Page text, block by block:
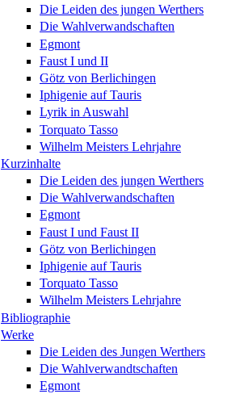
Die Leiden des jungen Werthers
Die Wahlverwandschaften
Egmont
Faust I und II
Götz von Berlichingen
Iphigenie auf Tauris
Lyrik in Auswahl
Torquato Tasso
Wilhelm Meisters Lehrjahre
Kurzinhalte
Die Leiden des jungen Werthers
Die Wahlverwandschaften
Egmont
Faust I und Faust II
Götz von Berlichingen
Iphigenie auf Tauris
Torquato Tasso
Wilhelm Meisters Lehrjahre
Bibliographie
Werke
Die Leiden des Jungen Werthers
Die Wahlverwandtschaften
Egmont